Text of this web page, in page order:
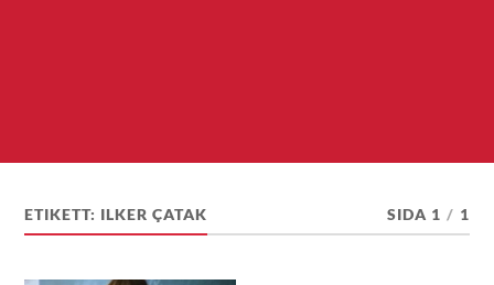
ETIKETT: ILKER ÇATAK SIDA 1 / 1